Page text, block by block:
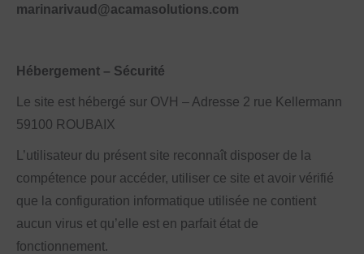
marinarivaud@acamasolutions.com
Hébergement – Sécurité
Le site est hébergé sur OVH – Adresse 2 rue Kellermann
59100 ROUBAIX
L’utilisateur du présent site reconnaît disposer de la
compétence pour accéder, utiliser ce site et avoir vérifié
que la configuration informatique utilisée ne contient
aucun virus et qu’elle est en parfait état de
fonctionnement.